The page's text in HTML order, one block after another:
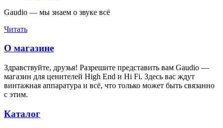
Gaudio — мы знаем о звуке всё
Читать
О магазине
Здравствуйте, друзья! Разрешите представить вам Gaudio —
магазин для ценителей High End и Hi Fi. Здесь вас ждут
винтажная аппаратура и всё, что только может быть связанно
с этим.
Каталог